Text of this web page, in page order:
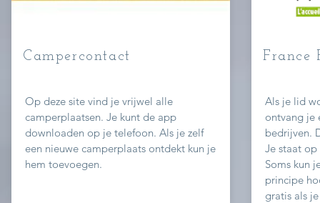
Campercontact
Op deze site vind je vrijwel alle
camperplaatsen. Je kunt de app
downloaden op je telefoon. Als je zelf
een nieuwe camperplaats ontdekt kun je
hem toevoegen.
France
Als je lid
ontvang je
bedrijven.
Je staat
Soms kun
principe
gratis als